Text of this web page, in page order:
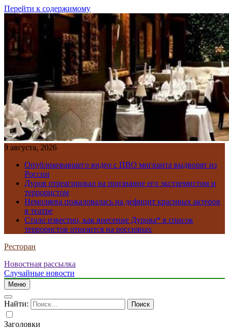
Перейти к содержимому
9 августа, 2026
Опубликовавшего видео с ПВО мигранта выдворят из
России
Дуров отреагировал на признание его экстремистом и
террористом
Немоляева пожаловалась на дефицит красивых актеров
в театре
Стало известно, как внесение Дурова* в список
террористов отразится на россиянах
Ресторан
Новостная рассылка
Случайные новости
Меню
Найти:
Заголовки